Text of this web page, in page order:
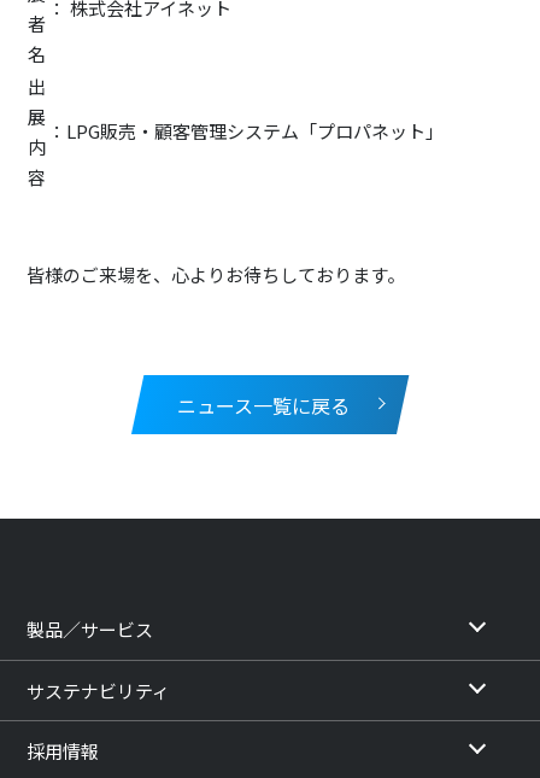
者
名
： 株式会社アイネット
出
展
内
容
：LPG販売・顧客管理システム「プロパネット」
皆様のご来場を、心よりお待ちしております。
ニュース一覧に戻る
製品／サービス
サステナビリティ
採用情報